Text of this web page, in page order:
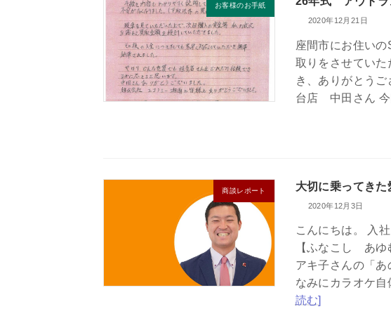
お客様のお手紙
2020年12月21日
座間市にお住い
取りをさせてい
き、ありがとう
台店 中田さん 今
商談レポート 大切に乗ってきた
2020年12月3日
こんにちは。 入
【ふなこし あゆ
アキ子さんの「
なみにカラオケ
読む]